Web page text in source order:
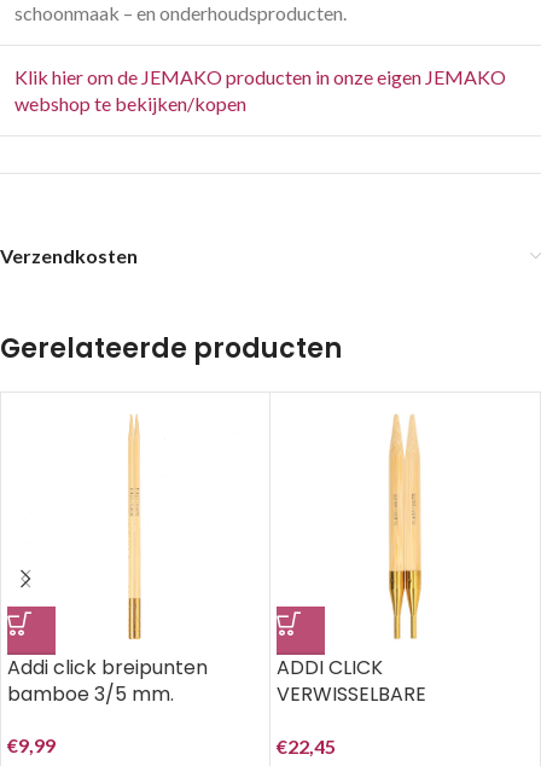
schoonmaak – en onderhoudsproducten.
Klik hier om de JEMAKO producten in onze eigen JEMAKO
webshop te bekijken/kopen
Verzendkosten
Gerelateerde producten
Addi click breipunten
bamboe 3/5 mm.
€9,99
ADDI CLICK
VERWISSELBARE
MM..*
€22,45